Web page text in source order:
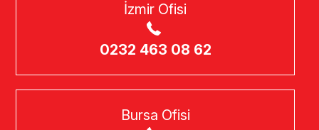
İzmir Ofisi
0232 463 08 62
Bursa Ofisi